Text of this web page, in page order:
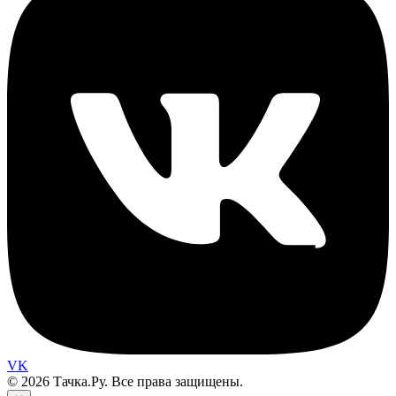
VK
© 2026 Тачка.Ру. Все права защищены.